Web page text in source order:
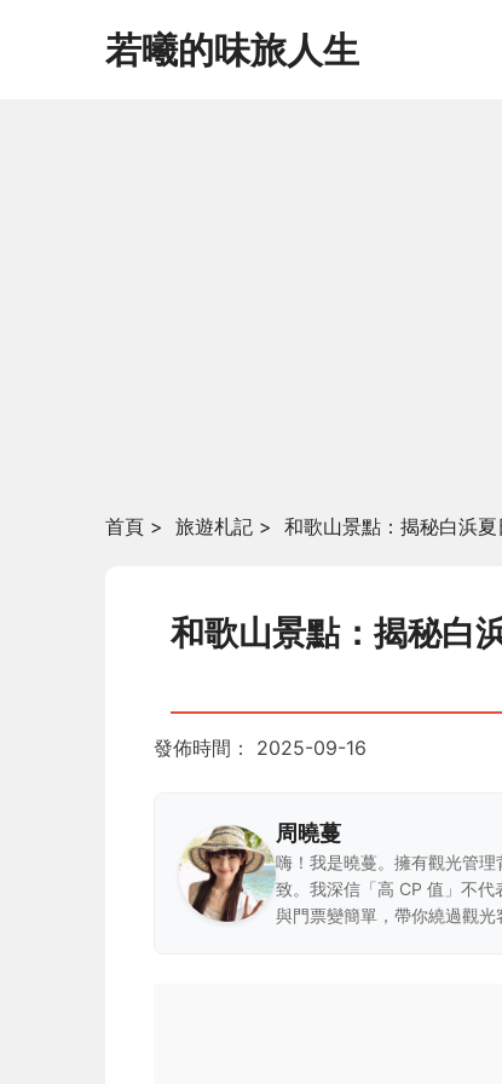
若曦的味旅人生
首頁 > 旅遊札記 > 和歌山景點：揭秘白浜
和歌山景點：揭秘白
發佈時間： 2025-09-16
周曉蔓
嗨！我是曉蔓。擁有觀光管
致。我深信「高 CP 值」不
與門票變簡單，帶你繞過觀光